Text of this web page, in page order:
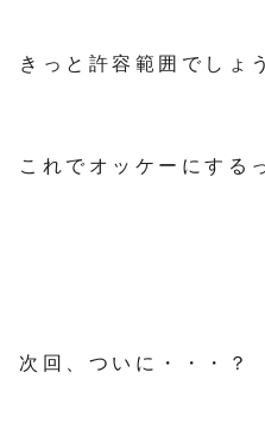
きっと許容範囲でしょ
これでオッケーにする
次回、ついに・・・？